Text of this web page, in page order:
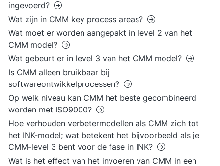
ingevoerd?
Wat zijn in CMM key process areas?
Wat moet er worden aangepakt in level 2 van het
CMM model?
Wat gebeurt er in level 3 van het CMM model?
Is CMM alleen bruikbaar bij
softwareontwikkelprocessen?
Op welk niveau kan CMM het beste gecombineerd
worden met ISO9000?
Hoe verhouden verbetermodellen als CMM zich tot
het INK-model; wat betekent het bijvoorbeeld als je
CMM-level 3 bent voor de fase in INK?
Wat is het effect van het invoeren van CMM in een